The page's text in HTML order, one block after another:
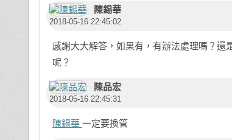
陳錫華
2018-05-16 22:45:02
感謝大大解答，如果有，有辦法處理嗎？還
呢？
陳品宏
2018-05-16 22:45:31
陳錫華 一定要換管